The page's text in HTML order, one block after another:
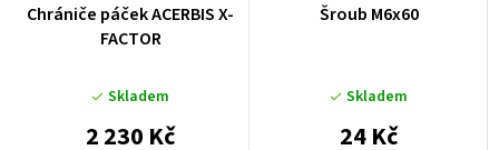
Chrániče páček ACERBIS X-
FACTOR
Skladem
2 230 Kč
Šroub M6x60
Skladem
24 Kč